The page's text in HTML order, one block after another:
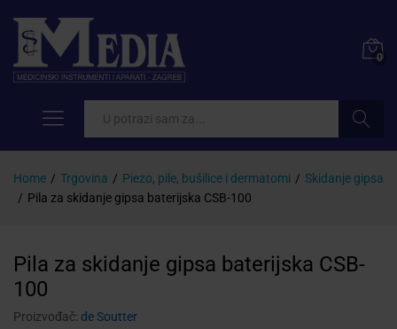
0
Home / Trgovina / Piezo, pile, bušilice i dermatomi / Skidanje gipsa
/ Pila za skidanje gipsa baterijska CSB-100
Pila za skidanje gipsa baterijska CSB-
100
Proizvođač: de Soutter